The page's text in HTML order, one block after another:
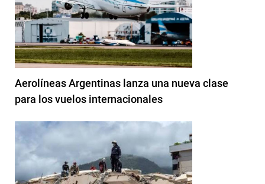
Aerolíneas Argentinas lanza una nueva clase
para los vuelos internacionales